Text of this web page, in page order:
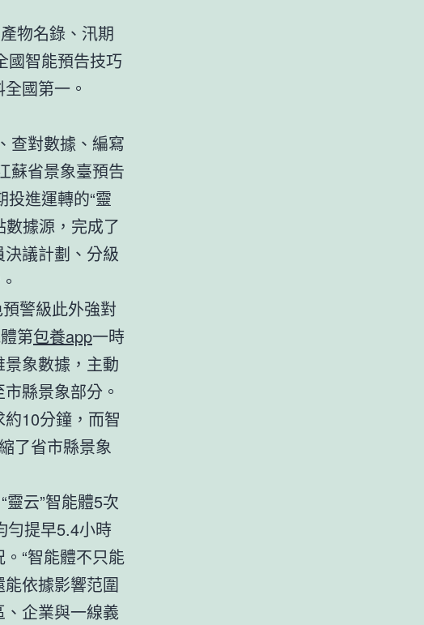
物名錄、汛期
國智能預告技巧
國第一。
查對數據、編寫
蘇省景象臺預告
進運轉的“靈
數據源，完成了
議計劃、分級
警級此外強對
第包養app一時
象數據，主動
縣景象部分。
10分鐘，而智
了省市縣景象
云”智能體5次
勻提早5.4小時
“智能體不只能
依據影響范圍
企業與一線義